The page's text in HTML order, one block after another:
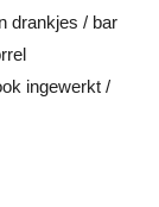
drankjes / bar
ingewerkt /